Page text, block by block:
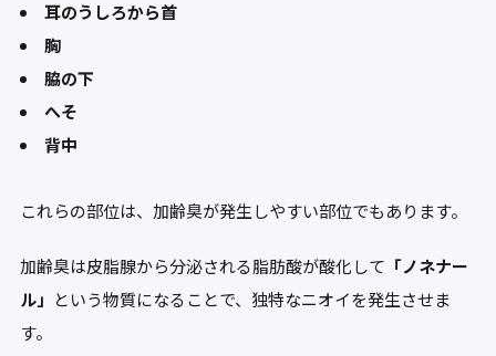
耳のうしろから首
胸
脇の下
へそ
背中
これらの部位は、加齢臭が発生しやすい部位でもあります。
加齢臭は皮脂腺から分泌される脂肪酸が酸化して 「ノネナー
ル」 という物質になることで、独特なニオイを発生させま
す。